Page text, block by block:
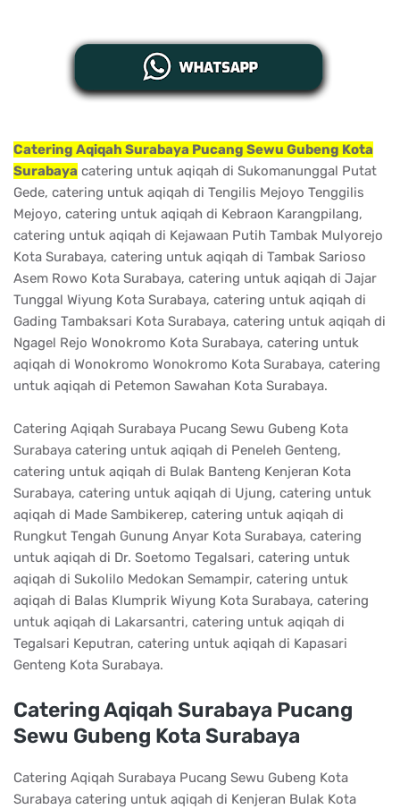
Catering Aqiqah Surabaya Pucang Sewu Gubeng Kota
Surabaya catering untuk aqiqah di Sukomanunggal Putat
Gede, catering untuk aqiqah di Tengilis Mejoyo Tenggilis
Mejoyo, catering untuk aqiqah di Kebraon Karangpilang,
catering untuk aqiqah di Kejawaan Putih Tambak Mulyorejo
Kota Surabaya, catering untuk aqiqah di Tambak Sarioso
Asem Rowo Kota Surabaya, catering untuk aqiqah di Jajar
Tunggal Wiyung Kota Surabaya, catering untuk aqiqah di
Gading Tambaksari Kota Surabaya, catering untuk aqiqah di
Ngagel Rejo Wonokromo Kota Surabaya, catering untuk
aqiqah di Wonokromo Wonokromo Kota Surabaya, catering
untuk aqiqah di Petemon Sawahan Kota Surabaya.
Catering Aqiqah Surabaya Pucang Sewu Gubeng Kota
Surabaya catering untuk aqiqah di Peneleh Genteng,
catering untuk aqiqah di Bulak Banteng Kenjeran Kota
Surabaya, catering untuk aqiqah di Ujung, catering untuk
aqiqah di Made Sambikerep, catering untuk aqiqah di
Rungkut Tengah Gunung Anyar Kota Surabaya, catering
untuk aqiqah di Dr. Soetomo Tegalsari, catering untuk
aqiqah di Sukolilo Medokan Semampir, catering untuk
aqiqah di Balas Klumprik Wiyung Kota Surabaya, catering
untuk aqiqah di Lakarsantri, catering untuk aqiqah di
Tegalsari Keputran, catering untuk aqiqah di Kapasari
Genteng Kota Surabaya.
Catering Aqiqah Surabaya Pucang
Sewu Gubeng Kota Surabaya
Catering Aqiqah Surabaya Pucang Sewu Gubeng Kota
Surabaya catering untuk aqiqah di Kenjeran Bulak Kota